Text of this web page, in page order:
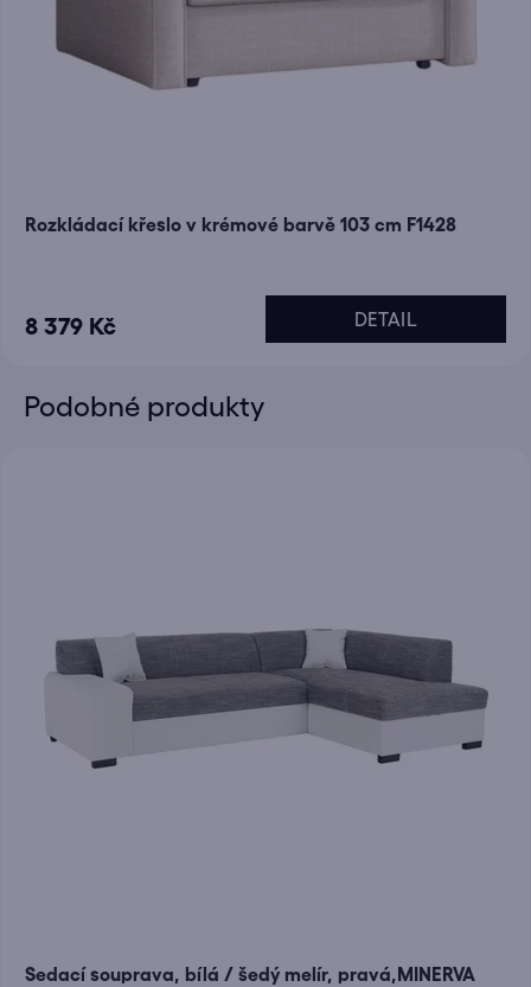
Rozkládací křeslo v krémové barvě 103 cm F1428
8 379 Kč DETAIL
Podobné produkty
Sedací souprava, bílá / šedý melír, pravá,MINERVA